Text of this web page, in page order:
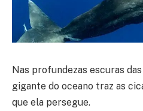
Nas profundezas escuras
gigante do oceano traz as
que ela persegue.